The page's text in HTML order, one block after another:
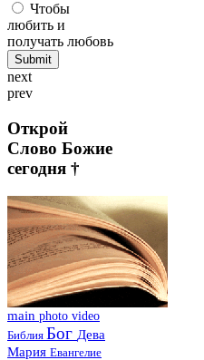
Чтобы
любить и
получать любовь
next
prev
Открой
Слово Божие
сегодня †
main photo video
Библия Бог Дева
Мария Евангелие